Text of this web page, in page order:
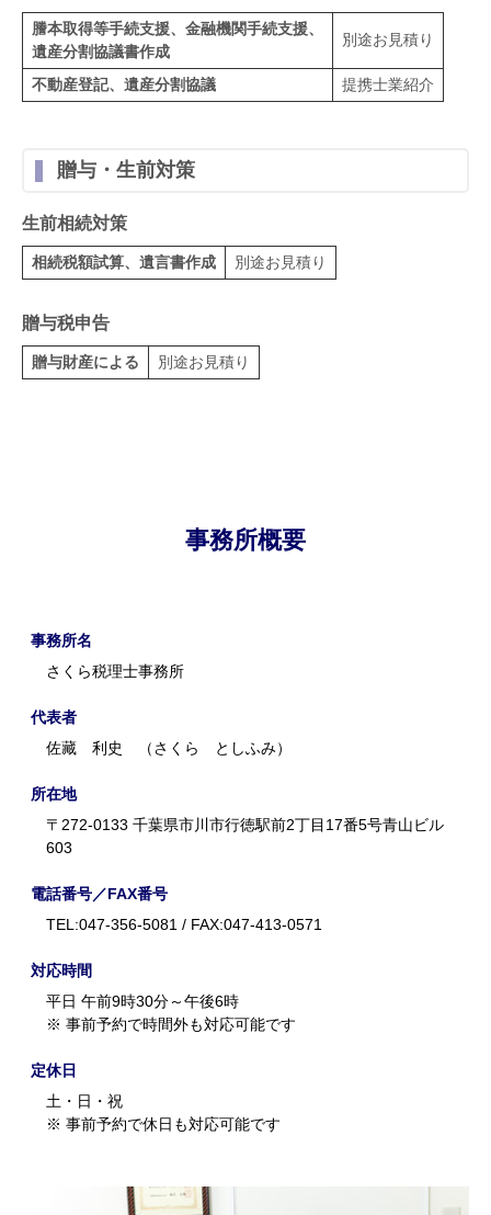
謄本取得等手続支援、金融機関手続支援、
遺産分割協議書作成
別途お見積り
不動産登記、遺産分割協議 提携士業紹介
贈与・生前対策
生前相続対策
相続税額試算、遺言書作成 別途お見積り
贈与税申告
贈与財産による 別途お見積り
事務所概要
事務所名
さくら税理士事務所
代表者
佐藏 利史 （さくら としふみ）
所在地
〒272-0133 千葉県市川市行徳駅前2丁目17番5号青山ビル
603
電話番号／FAX番号
TEL:047-356-5081 / FAX:047-413-0571
対応時間
平日 午前9時30分～午後6時
※ 事前予約で時間外も対応可能です
定休日
土・日・祝
※ 事前予約で休日も対応可能です